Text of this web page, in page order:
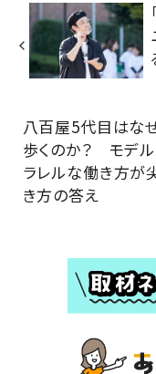
八百屋5代目はな
歩くのか？ モデ
ラレルな働き方が
き方の答え